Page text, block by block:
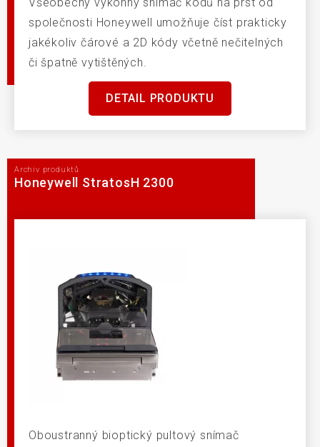
společnosti Honeywell umožňuje číst prakticky
jakékoliv čárové a 2D kódy včetně nečitelných
či špatně vytištěných.
DETAIL PRODUKTU
Archiv produktů
Honeywell StratosH 2300
Oboustranný bioptický pultový snímač